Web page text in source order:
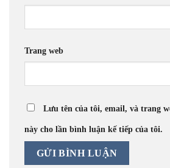
Trang web
Lưu tên của tôi, email, và trang
này cho lần bình luận kế tiếp của tôi.